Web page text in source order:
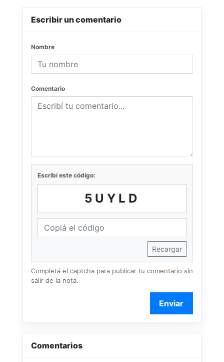
Escribir un comentario
Nombre
Comentario
Escribí este código:
5UYLD
Recargar
Completá el captcha para publicar tu comentario sin
salir de la nota.
Enviar
Comentarios